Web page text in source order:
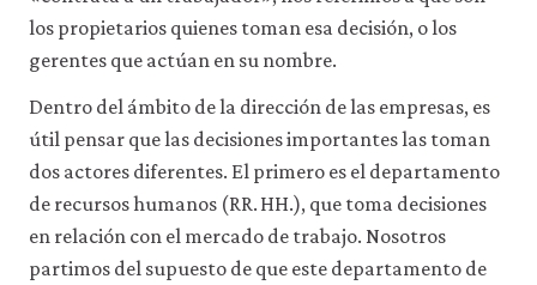
los propietarios quienes toman esa decisión, o los
gerentes que actúan en su nombre.
Dentro del ámbito de la dirección de las empresas, es
útil pensar que las decisiones importantes las toman
dos actores diferentes. El primero es el departamento
de recursos humanos (RR. HH.), que toma decisiones
en relación con el mercado de trabajo. Nosotros
partimos del supuesto de que este departamento de